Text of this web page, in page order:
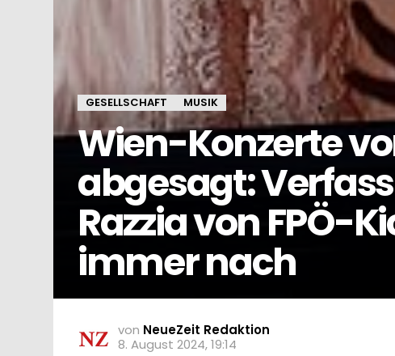
GESELLSCHAFT MUSIK
Wien-Konzerte
abgesagt:
Razzia von FPÖ-
immer nach
von NeueZeit Redaktion
8. August 2024, 19:14